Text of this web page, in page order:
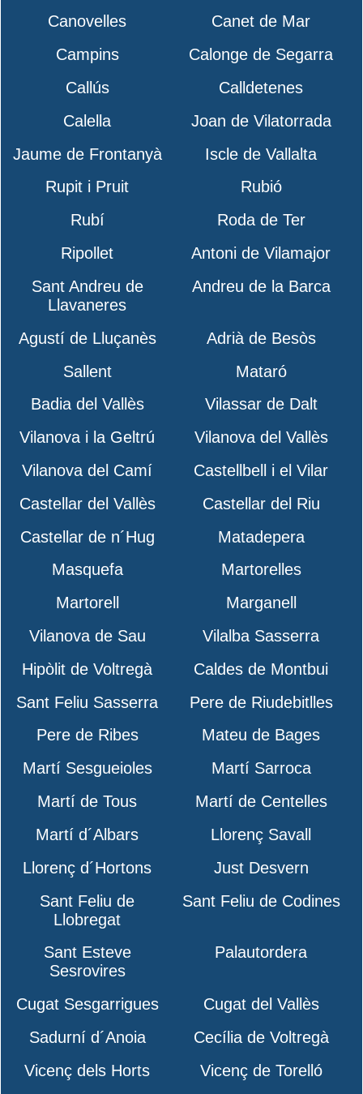
Canovelles
Canet de Mar
Campins
Calonge de Segarra
Callús
Calldetenes
Calella
Joan de Vilatorrada
Jaume de Frontanyà
Iscle de Vallalta
Rupit i Pruit
Rubió
Rubí
Roda de Ter
Ripollet
Antoni de Vilamajor
Sant Andreu de
Llavaneres
Andreu de la Barca
Agustí de Lluçanès
Adrià de Besòs
Sallent
Mataró
Badia del Vallès
Vilassar de Dalt
Vilanova i la Geltrú
Vilanova del Vallès
Vilanova del Camí
Castellbell i el Vilar
Castellar del Vallès
Castellar del Riu
Castellar de n´Hug
Matadepera
Masquefa
Martorelles
Martorell
Marganell
Vilanova de Sau
Vilalba Sasserra
Hipòlit de Voltregà
Caldes de Montbui
Sant Feliu Sasserra
Pere de Riudebitlles
Pere de Ribes
Mateu de Bages
Martí Sesgueioles
Martí Sarroca
Martí de Tous
Martí de Centelles
Martí d´Albars
Llorenç Savall
Llorenç d´Hortons
Just Desvern
Sant Feliu de
Llobregat
Sant Feliu de Codines
Sant Esteve
Sesrovires
Palautordera
Cugat Sesgarrigues
Cugat del Vallès
Sadurní d´Anoia
Cecília de Voltregà
Vicenç dels Horts
Vicenç de Torelló